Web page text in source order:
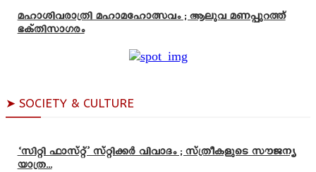
മഹാശിവരാത്രി മഹാമഹോത്സവം ; ആലുവ മണപ്പുറത്ത്
ഭക്തിസാഗരം
➤ SOCIETY & CULTURE
‘സിറ്റി ഫാസ്റ്റ്’ സ്റ്റിക്കർ വിവാദം ; സ്ത്രീകളുടെ സൗജന്യ
യാത്ര...